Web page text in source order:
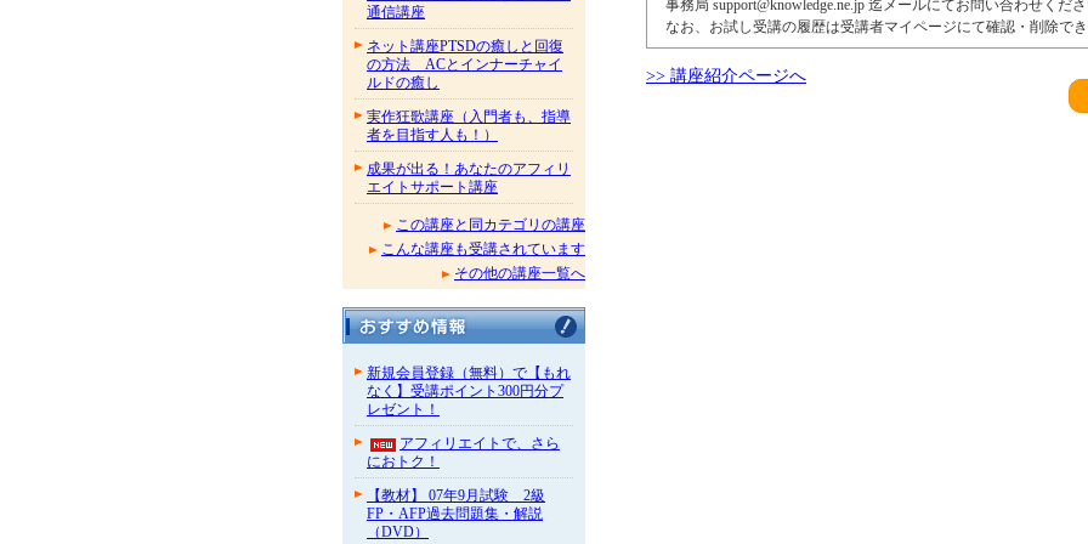
通信講座
ネット講座PTSDの癒しと回復
の方法 ACとインナーチャイ
ルドの癒し
実作狂歌講座（入門者も、指導
者を目指す人も！）
成果が出る！あなたのアフィリ
エイトサポート講座
この講座と同カテゴリの講座
こんな講座も受講されています
その他の講座一覧へ
新規会員登録（無料）で【もれ
なく】受講ポイント300円分プ
レゼント！
アフィリエイトで、さら
におトク！
【教材】 07年9月試験 2級
FP・AFP過去問題集・解説
（DVD）
事務局 support@knowledge.ne.jp 迄メールにてお問い合わせくださ
なお、お試し受講の履歴は受講者マイページにて確認・削除でき
>> 講座紹介ページへ